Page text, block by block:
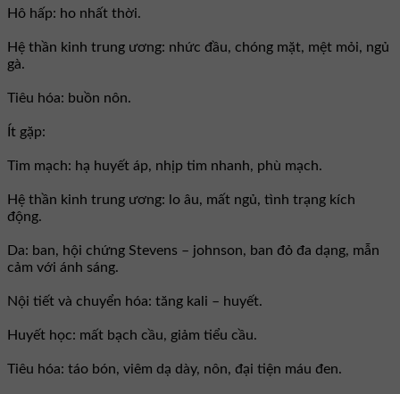
Hô hấp: ho nhất thời.
Hệ thần kinh trung ương: nhức đầu, chóng mặt, mệt mỏi, ngủ
gà.
Tiêu hóa: buồn nôn.
Ít gặp:
Tim mạch: hạ huyết áp, nhịp tim nhanh, phù mạch.
Hệ thần kinh trung ương: lo âu, mất ngủ, tình trạng kích
động.
Da: ban, hội chứng Stevens – johnson, ban đỏ đa dạng, mẫn
cảm với ánh sáng.
Nội tiết và chuyển hóa: tăng kali – huyết.
Huyết học: mất bạch cầu, giảm tiểu cầu.
Tiêu hóa: táo bón, viêm dạ dày, nôn, đại tiện máu đen.